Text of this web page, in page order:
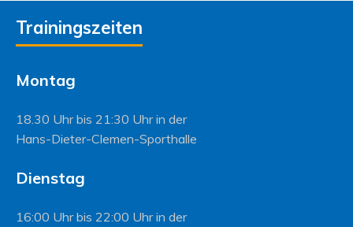
Trainingszeiten
Montag
18.30 Uhr bis 21:30 Uhr in der
Hans-Dieter-Clemen-Sporthalle
Dienstag
16:00 Uhr bis 22:00 Uhr in der